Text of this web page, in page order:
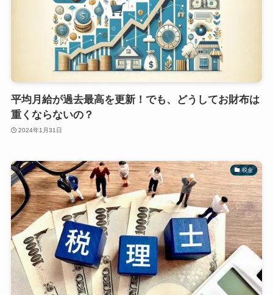
平均月給が過去最高を更新！でも、どうしてお財布は
重くならないの？
2024年1月31日
税金